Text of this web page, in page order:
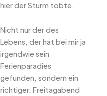
hier der Sturm tobte.
Nicht nur der des
Lebens, der hat bei mir ja
irgendwie sein
Ferienparadies
gefunden, sondern ein
richtiger. Freitagabend